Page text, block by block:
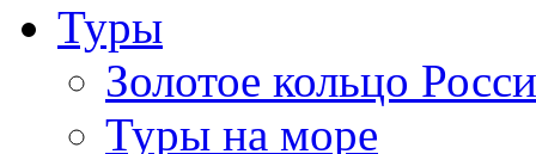
Туры
Золотое кольцо
Туры на море